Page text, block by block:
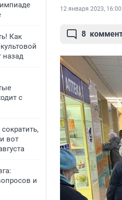
Как
назад
с
вот
и
12 января 2023, 16:00
8